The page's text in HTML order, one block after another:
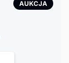
AUKCJA